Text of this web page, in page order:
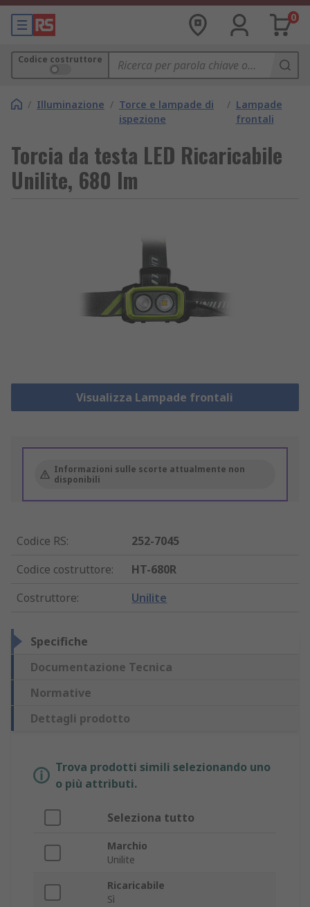
0
Codice costruttore
/ Illuminazione / Torce e lampade di
ispezione
/ Lampade
frontali
Torcia da testa LED Ricaricabile
Unilite, 680 lm
Visualizza Lampade frontali
Informazioni sulle scorte attualmente non
disponibili
Codice RS:
252-7045
Codice costruttore:
HT-680R
Costruttore: Unilite
Specifiche
Documentazione Tecnica
Normative
Dettagli prodotto
Trova prodotti simili selezionando uno
o più attributi.
Seleziona tutto
Marchio
Unilite
Ricaricabile
Sì